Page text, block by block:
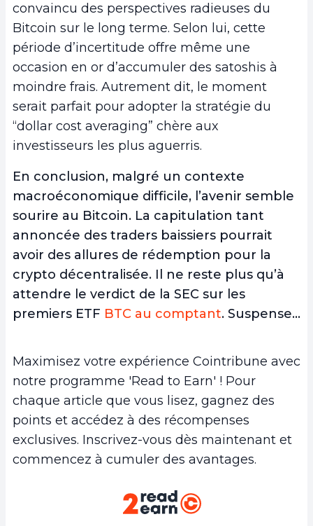
convaincu des perspectives radieuses du
Bitcoin sur le long terme. Selon lui, cette
période d’incertitude offre même une
occasion en or d’accumuler des satoshis à
moindre frais. Autrement dit, le moment
serait parfait pour adopter la stratégie du
“dollar cost averaging” chère aux
investisseurs les plus aguerris.
En conclusion, malgré un contexte
macroéconomique difficile, l’avenir semble
sourire au Bitcoin. La capitulation tant
annoncée des traders baissiers pourrait
avoir des allures de rédemption pour la
crypto décentralisée. Il ne reste plus qu’à
attendre le verdict de la SEC sur les
premiers ETF BTC au comptant. Suspense…
Maximisez votre expérience Cointribune avec
notre programme 'Read to Earn' ! Pour
chaque article que vous lisez, gagnez des
points et accédez à des récompenses
exclusives. Inscrivez-vous dès maintenant et
commencez à cumuler des avantages.